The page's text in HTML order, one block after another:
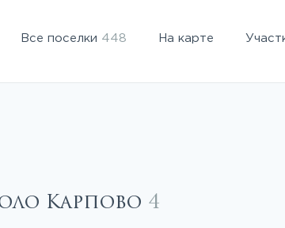
Все поселки 448 На карте
Карпово 4